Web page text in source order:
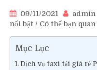
09/11/2021 admin
nổi bật / Có thể bạn
Mục Lục
Dịch vụ taxi tải giá rẻ